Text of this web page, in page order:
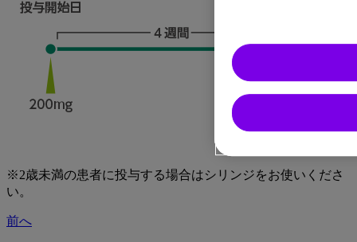
※2歳未満の患者に投与する場合はシリンジをお使いくださ
い。
前へ